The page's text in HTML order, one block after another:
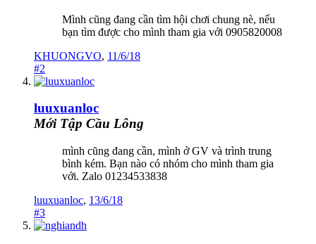
Mình cũng đang cần tìm hội chơi chung nè, nếu
bạn tìm được cho mình tham gia với 0905820008
KHUONGVO, 11/6/18
#2
luuxuanloc
Mới Tập Cầu Lông
mình cũng đang cần, mình ở GV và trình trung
bình kém. Bạn nào có nhóm cho mình tham gia
với. Zalo 01234533838
luuxuanloc, 13/6/18
#3